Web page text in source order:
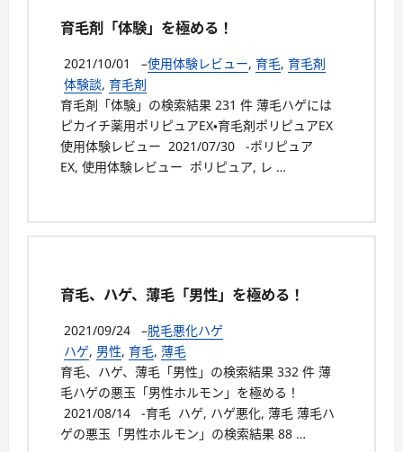
育毛剤「体験」を極める！
2021/10/01 –使用体験レビュー, 育毛, 育毛剤
体験談, 育毛剤
育毛剤「体験」の検索結果 231 件 薄毛ハゲには
ピカイチ薬用ポリピュアEX・育毛剤ポリピュアEX
使用体験レビュー 2021/07/30 -ポリピュア
EX, 使用体験レビュー ポリピュア, レ …
育毛、ハゲ、薄毛「男性」を極める！
2021/09/24 –脱毛悪化ハゲ
ハゲ, 男性, 育毛, 薄毛
育毛、ハゲ、薄毛「男性」の検索結果 332 件 薄
毛ハゲの悪玉「男性ホルモン」を極める！
2021/08/14 -育毛 ハゲ, ハゲ悪化, 薄毛 薄毛ハ
ゲの悪玉「男性ホルモン」の検索結果 88 …